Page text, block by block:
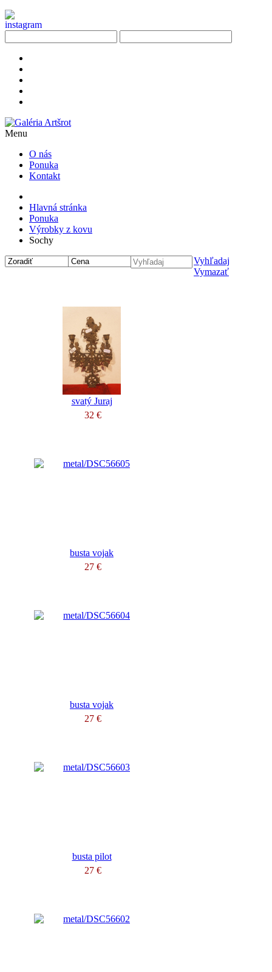
Menu
O nás
Ponuka
Kontakt
Hlavná stránka
Ponuka
Výrobky z kovu
Sochy
Vyhľadaj
Vymazať
svatý Juraj
32 €
busta vojak
27 €
busta vojak
27 €
busta pilot
27 €